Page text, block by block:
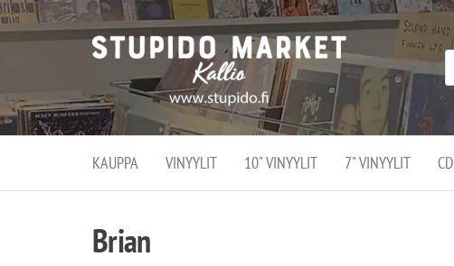
Stupido
Market –
verkossa
ja
kivijalassa
Stupido Market on
vaihtoehtomusaan
erikoistunut
verkko- sekä
kivijalkakauppa
Helsingissä
Kallion
KAUPPA VINYYLIT 10" VINYYLIT 7" VINYYLIT CD
Brian